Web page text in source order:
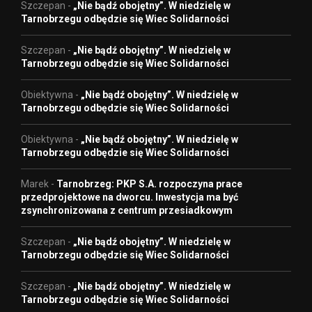
Szczepan - „Nie bądź obojętny”. W niedzielę w
Tarnobrzegu odbędzie się Wiec Solidarności
Szczepan - „Nie bądź obojętny”. W niedzielę w
Tarnobrzegu odbędzie się Wiec Solidarności
Obiektywna - „Nie bądź obojętny”. W niedzielę w
Tarnobrzegu odbędzie się Wiec Solidarności
Obiektywna - „Nie bądź obojętny”. W niedzielę w
Tarnobrzegu odbędzie się Wiec Solidarności
Marek - Tarnobrzeg: PKP S.A. rozpoczyna prace
przedprojektowe na dworcu. Inwestycja ma być
zsynchronizowana z centrum przesiadkowym
Szczepan - „Nie bądź obojętny”. W niedzielę w
Tarnobrzegu odbędzie się Wiec Solidarności
Szczepan - „Nie bądź obojętny”. W niedzielę w
Tarnobrzegu odbędzie się Wiec Solidarności